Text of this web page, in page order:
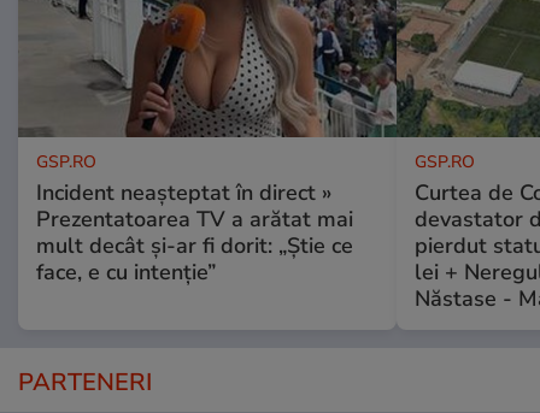
GSP.RO
Incident neașteptat în direct »
Prezentatoarea TV a arătat mai
mult decât și-ar fi dorit: „Știe ce
face, e cu intenție”
GSP.RO
Curtea de
devastator
pierdut
lei +
Năstase -
PARTENERI